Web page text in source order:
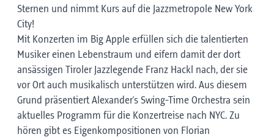
Sternen und nimmt Kurs auf die Jazzmetropole New York
City!
Mit Konzerten im Big Apple erfüllen sich die talentierten
Musiker einen Lebenstraum und eifern damit der dort
ansässigen Tiroler Jazzlegende Franz Hackl nach, der sie
vor Ort auch musikalisch unterstützen wird. Aus diesem
Grund präsentiert Alexander's Swing-Time Orchestra sein
aktuelles Programm für die Konzertreise nach NYC. Zu
hören gibt es Eigenkompositionen von Florian